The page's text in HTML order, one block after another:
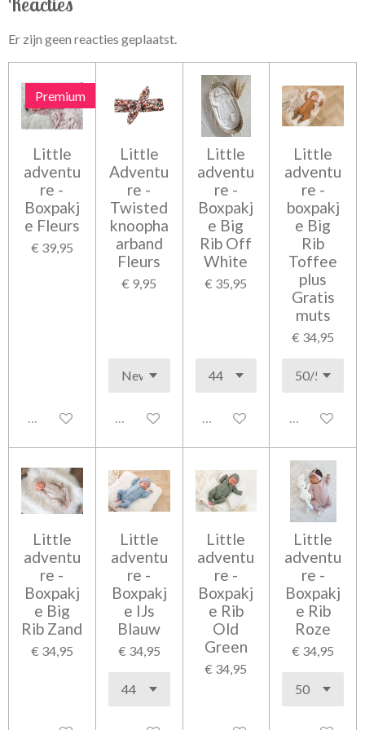
Er zijn geen reacties geplaatst.
Premium
Little
adventu
re -
Boxpakj
e Fleurs
€ 39,95
Uitgeschakeld
Little
Adventu
re -
Twisted
knoopha
arband
Fleurs
€ 9,95
Uitgeschakeld
Little
adventu
re -
Boxpakj
e Big
Rib Off
White
€ 35,95
Uitgeschakeld
Little
adventu
re -
boxpakj
e Big
Rib
Toffee
plus
Gratis
muts
€ 34,95
Little
adventu
re -
Boxpakj
e Big
Rib Zand
€ 34,95
Little
adventu
re -
Boxpakj
e IJs
Blauw
€ 34,95
Little
adventu
re -
Boxpakj
e Rib
Old
Green
€ 34,95
Little
adventu
re -
Boxpakj
e Rib
Roze
€ 34,95